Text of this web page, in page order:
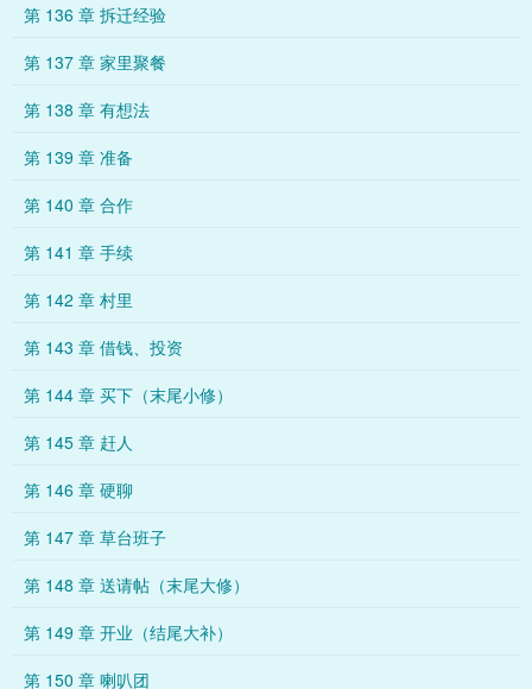
第 136 章 拆迁经验
第 137 章 家里聚餐
第 138 章 有想法
第 139 章 准备
第 140 章 合作
第 141 章 手续
第 142 章 村里
第 143 章 借钱、投资
第 144 章 买下（末尾小修）
第 145 章 赶人
第 146 章 硬聊
第 147 章 草台班子
第 148 章 送请帖（末尾大修）
第 149 章 开业（结尾大补）
第 150 章 喇叭团